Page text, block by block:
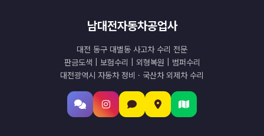
남대전자동차공업사
대전 동구 대별동 사고차 수리 전문
판금도색 | 보험수리 | 외형복원 | 범퍼수리
대전광역시 자동차 정비 · 국산차 외제차 수리